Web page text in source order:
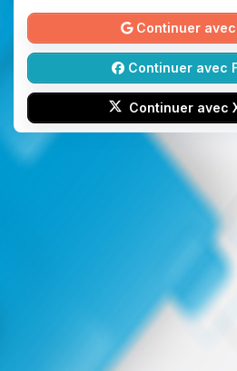
Continuer avec
Continuer avec
Continuer avec